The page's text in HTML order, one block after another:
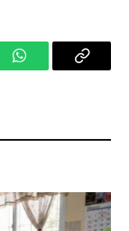
WhatsAppCopy